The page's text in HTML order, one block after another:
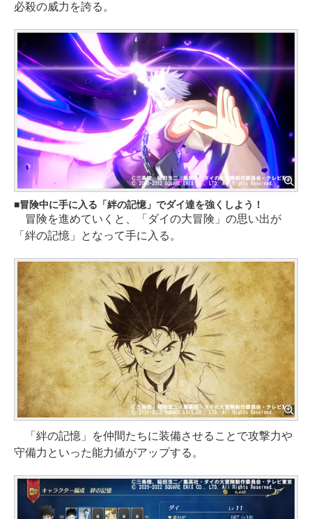
必殺の威力を誇る。
冒険中に手に入る「絆の記憶」でダイ達を強くしよう！
冒険を進めていくと、「ダイの大冒険」の思い出が
「絆の記憶」となって手に入る。
「絆の記憶」を仲間たちに装備させることで攻撃力や
守備力といった能力値がアップする。